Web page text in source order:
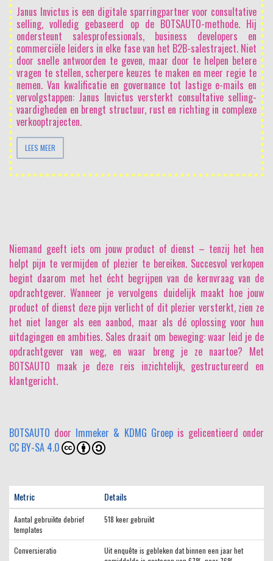
Janus Invictus is een digitale sparringpartner voor consultative
selling, volledig gebaseerd op de BOTSAUTO-methode. Hij
ondersteunt salesprofessionals, business developers en
commerciële leiders in elke fase van het B2B-salestraject. Niet
door snelle antwoorden te geven, maar door te helpen betere
vragen te stellen, scherpere keuzes te maken en meer regie te
nemen. Van kwalificatie en governance tot lastige e-mails en
vervolgstappen: Janus Invictus versterkt consultative selling-
vaardigheden en brengt structuur, rust en richting in complexe
verkooptrajecten.
LEES MEER
Niemand geeft iets om jouw product of dienst – tenzij het hen
helpt pijn te vermijden of plezier te bereiken. Succesvol verkopen
begint daarom met het écht begrijpen van de kernvraag van de
opdrachtgever. Wanneer je vervolgens duidelijk maakt hoe jouw
product of dienst deze pijn verlicht of dit plezier versterkt, zien ze
het niet langer als een aanbod, maar als dé oplossing voor hun
uitdagingen en ambities. Sales draait om beweging: waar leid je de
opdrachtgever van weg, en waar breng je ze naartoe? Met
BOTSAUTO maak je deze reis inzichtelijk, gestructureerd en
klantgericht.
BOTSAUTO door Immeker & KDMG Groepis gelicentieerd onder
CC BY-SA 4.0
Metric Details
Aantal gebruikte debrief
templates
518 keer gebruikt
Conversieratio
Uit enquête is gebleken dat binnen een jaar het